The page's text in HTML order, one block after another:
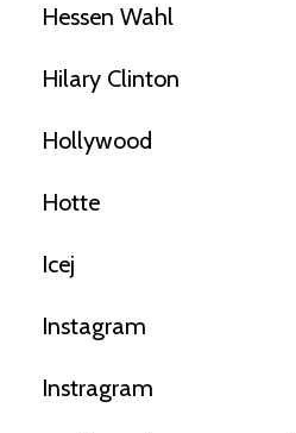
Hessen Wahl
Hilary Clinton
Hollywood
Hotte
Icej
Instagram
Instragram